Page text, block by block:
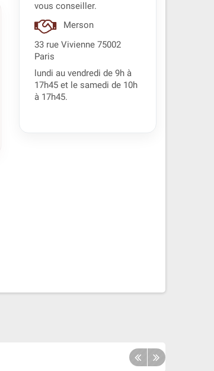
vous conseiller.
Merson
33 rue Vivienne 75002
Paris
lundi au vendredi de 9h à
17h45 et le samedi de 10h
à 17h45.